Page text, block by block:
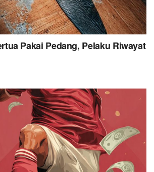
Pakai Pedang, Pelaku Riwayat